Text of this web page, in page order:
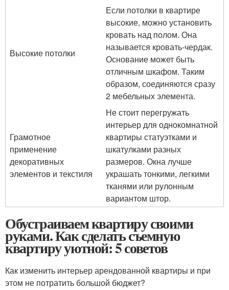
Высокие потолки
Если потолки в квартире
высокие, можно установить
кровать над полом. Она
называется кровать-чердак.
Основание может быть
отличным шкафом. Таким
образом, соединяются сразу
2 мебельных элемента.
Грамотное
применение
декоративных
элементов и текстиля
Не стоит перегружать
интерьер для однокомнатной
квартиры статуэтками и
шкатулками разных
размеров. Окна лучше
украшать тонкими, легкими
тканями или рулонным
вариантом штор.
Обустраиваем квартиру своими
руками. Как сделать съемную
квартиру уютной: 5 советов
Как изменить интерьер арендованной квартиры и при
этом не потратить большой бюджет?